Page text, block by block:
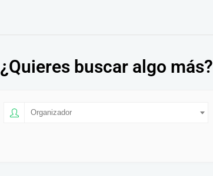
¿Quieres buscar algo más?
Organizador